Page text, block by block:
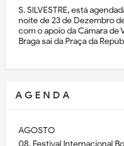
S. SILVESTRE, está
noite de 23 de Dezembro
com o apoio da Câmara de
Braga sai da Praça da
A G E N D A
AGOSTO